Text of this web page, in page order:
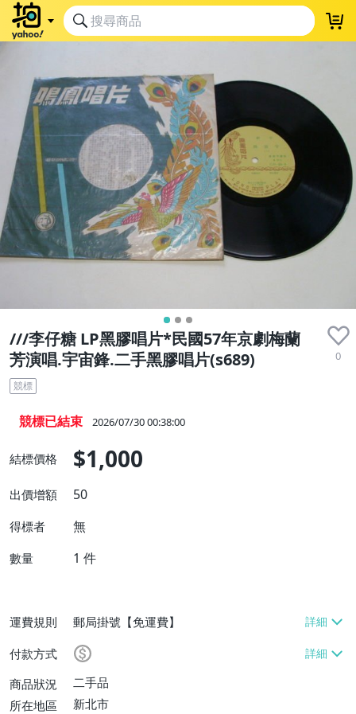
///李仔糖 LP黑膠唱片*民國57年京劇梅蘭
芳演唱.宇宙鋒.二手黑膠唱片(s689)
0
競標
競標已結束 2026/07/30 00:38:00
結標價格 $1,000
出價增額 50
得標者 無
數量 1 件
運費規則
郵局掛號【免運費】
付款方式
商品狀況
二手品
所在地區
新北市